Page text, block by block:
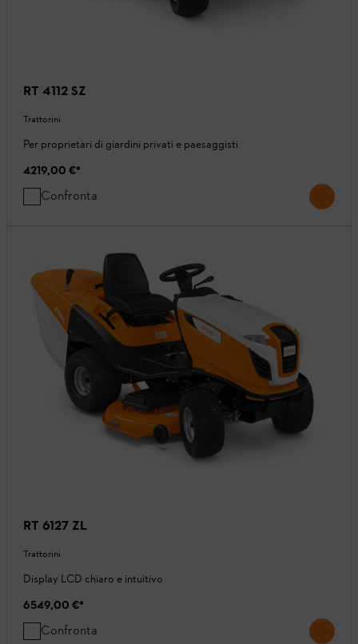
RT 4112 SZ
Trattorini
Per proprietari di giardini privati ​​e paesaggisti
4219,00 €*
Confronta
RT 6127 ZL
Trattorini
Display LCD chiaro e intuitivo
6549,00 €*
Confronta